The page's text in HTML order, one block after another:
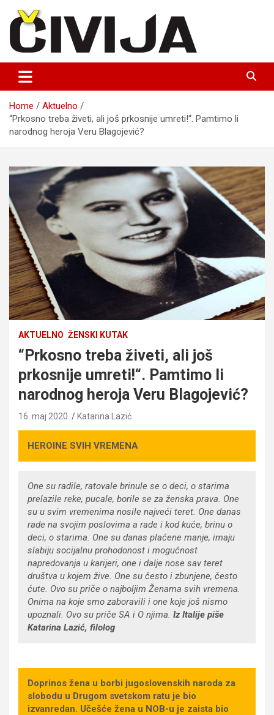
content
Čivija online
Home
Aktuelno
“Prkosno treba živeti, ali još prkosnije umreti!“. Pamtimo li
narodnog heroja Veru Blagojević?
AKTUELNO ŽENSKI KUTAK
“Prkosno treba živeti, ali još
prkosnije umreti!“. Pamtimo li
narodnog heroja Veru Blagojević?
16. maj 2020. Katarina Lazić
HEROINE SVIH VREMENA
One su radile, ratovale brinule se o deci, o starima
prelazile reke, pucale, borile se za ženska prava. One
su u svim vremenima nosile najveći teret. One danas
rade na svojim poslovima a rade i kod kuće, brinu o
deci, o starima. One su danas plaćene manje, imaju
slabiju socijalnu prohodonost i mogućnost
napredovanja u karijeri, one i dalje nose sav teret
društva u kojem žive. One su često i zbunjene, često
ćute. Ovo su priče o najboljim Ženama svih vremena.
Onima na koje smo zaboravili i one koje još nismo
upoznali. Ovo su priče SA i O njima. Iz Italije piše
Katarina Lazić, filolog
Doprinos žena u borbi jugoslovenskih naroda za
slobodu u Drugom svetskom ratu je bio
izvanredan. Učešće žena u NOB-u je zaista bio